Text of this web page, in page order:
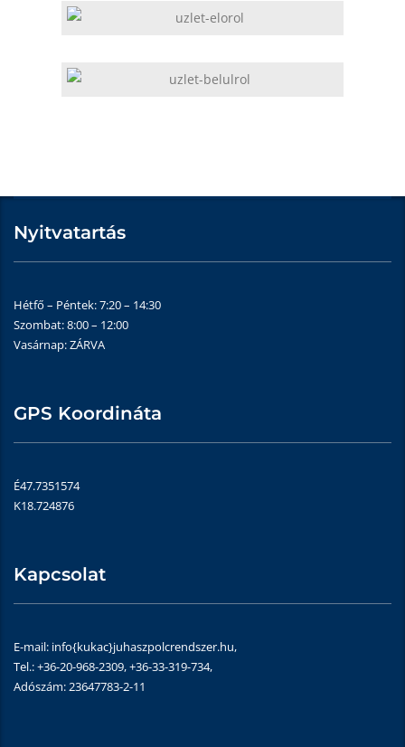
Nyitvatartás
Hétfő – Péntek: 7:20 – 14:30
Szombat: 8:00 – 12:00
Vasárnap: ZÁRVA
GPS Koordináta
É47.7351574
K18.724876
Kapcsolat
E-mail: info{kukac}juhaszpolcrendszer.hu,
Tel.: +36-20-968-2309, +36-33-319-734,
Adószám: 23647783-2-11